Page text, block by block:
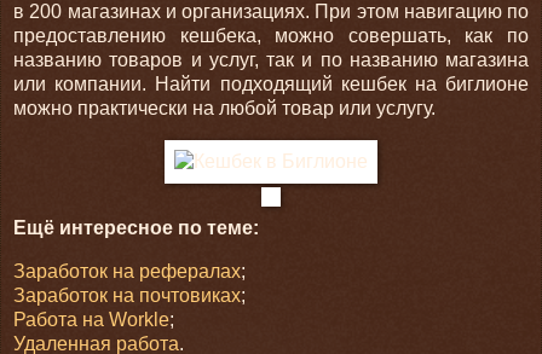
в 200 магазинах и организациях. При этом навигацию по
предоставлению кешбека, можно совершать, как по
названию товаров и услуг, так и по названию магазина
или компании. Найти подходящий кешбек на биглионе
можно практически на любой товар или услугу.
Ещё интересное по теме:
Заработок на рефералах;
Заработок на почтовиках;
Работа на Workle;
Удаленная работа.